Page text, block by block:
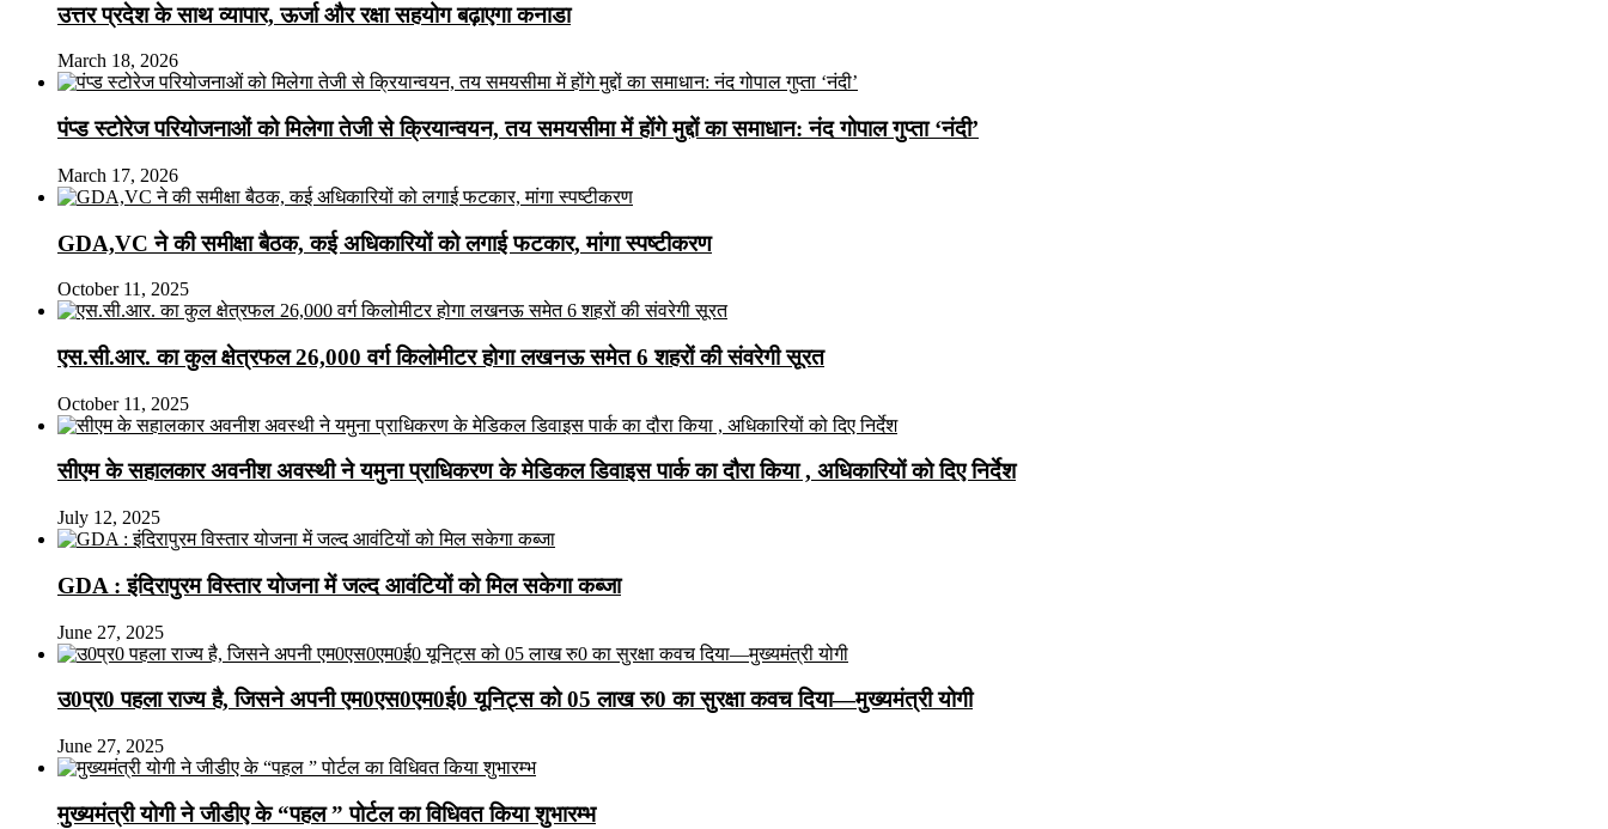
उत्तर प्रदेश के साथ व्यापार, ऊर्जा और रक्षा सहयोग बढ़ाएगा कनाडा
March 18, 2026
पंप्ड स्टोरेज परियोजनाओं को मिलेगा तेजी से क्रियान्वयन, तय समयसीमा में होंगे मुद्दों का समाधान: नंद गोपाल गुप्ता ‘नंदी’
March 17, 2026
GDA,VC ने की समीक्षा बैठक, कई अधिकारियों को लगाई फटकार, मांगा स्पष्टीकरण
October 11, 2025
एस.सी.आर. का कुल क्षेत्रफल 26,000 वर्ग किलोमीटर होगा लखनऊ समेत 6 शहरों की संवरेगी सूरत
October 11, 2025
सीएम के सहालकार अवनीश अवस्थी ने यमुना प्राधिकरण के मेडिकल डिवाइस पार्क का दौरा किया , अधिकारियों को दिए निर्देश
July 12, 2025
GDA : इंदिरापुरम विस्तार योजना में जल्द आवंटियों को मिल सकेगा कब्जा
June 27, 2025
उ0प्र0 पहला राज्य है, जिसने अपनी एम0एस0एम0ई0 यूनिट्स को 05 लाख रु0 का सुरक्षा कवच दिया—मुख्यमंत्री योगी
June 27, 2025
मुख्यमंत्री योगी ने जीडीए के “पहल ” पोर्टल का विधिवत किया शुभारम्भ